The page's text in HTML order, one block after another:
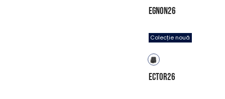
EGNON26
119.99RON
Colecție nouă
ECTOR26